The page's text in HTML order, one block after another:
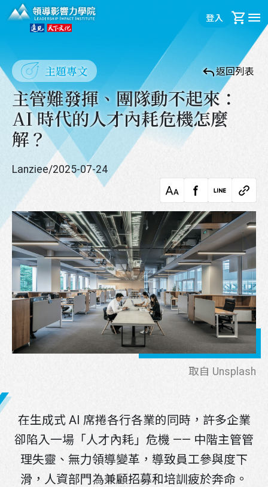
領導影響力學院
購
登入
主題專文
主管難發揮、團隊動不起來：
AI 時代的人才內耗危機怎麼
解？
Lanziee/2025-07-24
字級調整facebook
LINE複製
返回列表
取自 Unsplash
在生成式 AI 席捲各行各業的同時，許多企業
卻陷入一場「人才內耗」危機 —— 中階主管管
理失靈、無力領導變革，導致員工參與度下
滑，人資部門為兼顧招募和培訓疲於奔命。